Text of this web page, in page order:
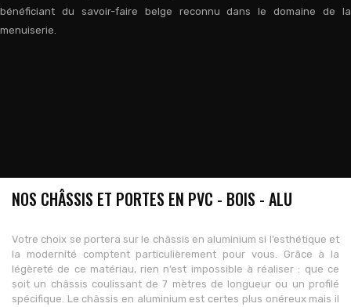
bénéficiant du savoir-faire belge reconnu dans le domaine de la
menuiserie.
NOS CHÂSSIS ET PORTES EN PVC - BOIS - ALU
Votre choix se portera sur le châssis en aluminium si l’esthétique et
la modernité comptent particulièrement pour vous. Grâce à la
légèreté de ce matériau, rien n’est impossible à réaliser : que ce
soit un châssis coulissant de 7 mètres de longueur ou un profilé
spécifique. Le châssis en aluminium est certes plus onéreux mais il